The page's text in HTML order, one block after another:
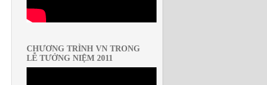
CHƯƠNG TRÌNH VN TRONG
LỄ TƯỞNG NIỆM 2011